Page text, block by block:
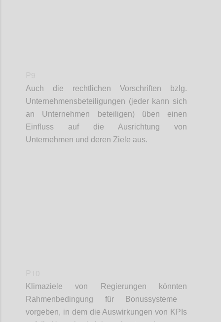
Auch die rechtlichen Vorschriften bzlg.
Unternehmensbeteiligungen (jeder kann sich
an Unternehmen beteiligen) üben einen
Einfluss aufdie Ausrichtung von
Unternehmen und deren Ziele aus.
Klimaziele von Regierungen könnten
Rahmenbedingung für Bonussysteme
vorgeben, in dem dieAuswirkungen von KPIs